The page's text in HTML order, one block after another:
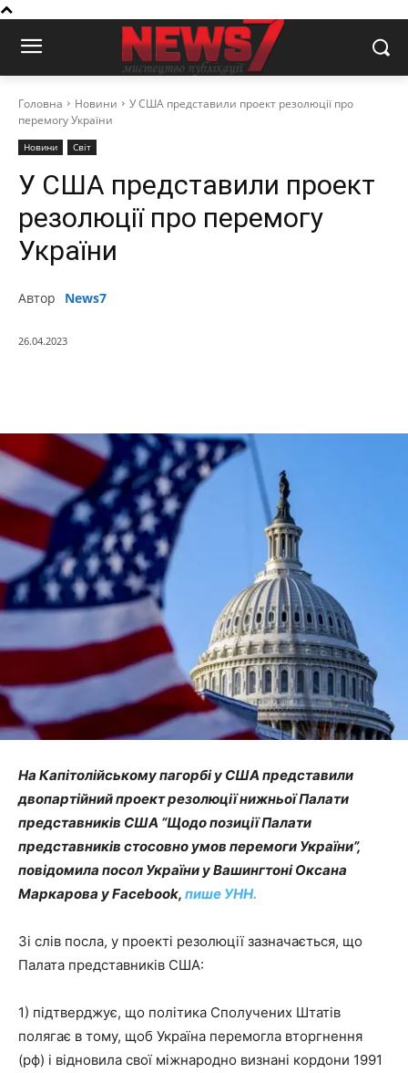
Головна Новини
У США представили проект резолюції про
перемогу України
Новини Світ
У США представили проект
резолюції про перемогу
України
Автор News7
26.04.2023
На Капітолійському пагорбі у США представили
двопартійний проект резолюції нижньої Палати
представників США “Щодо позиції Палати
представників стосовно умов перемоги України”,
повідомила посол України у Вашингтоні Оксана
Маркарова у Facebook, пише УНН.
Зі слів посла, у проекті резолюції зазначається, що
Палата представників США:
1) підтверджує, що політика Сполучених Штатів
полягає в тому, щоб Україна перемогла вторгнення
(рф) і відновила свої міжнародно визнані кордони 1991